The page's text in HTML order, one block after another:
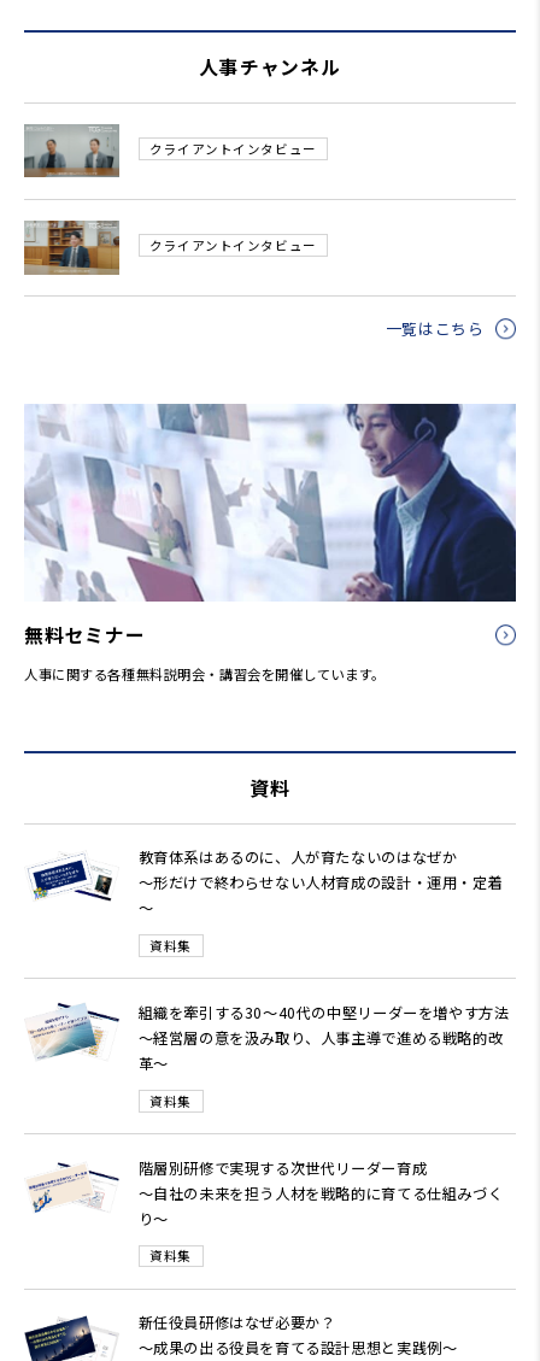
人事チャンネル
クライアントインタビュー
クライアントインタビュー
一覧はこちら
無料セミナー
人事に関する各種無料説明会・講習会を開催しています。
資料
教育体系はあるのに、人が育たないのはなぜか
～形だけで終わらせない人材育成の設計・運用・定着
～
資料集
組織を牽引する30～40代の中堅リーダーを増やす方法
～経営層の意を汲み取り、人事主導で進める戦略的改
革～
資料集
階層別研修で実現する次世代リーダー育成
～自社の未来を担う人材を戦略的に育てる仕組みづく
り～
資料集
新任役員研修はなぜ必要か？
～成果の出る役員を育てる設計思想と実践例～